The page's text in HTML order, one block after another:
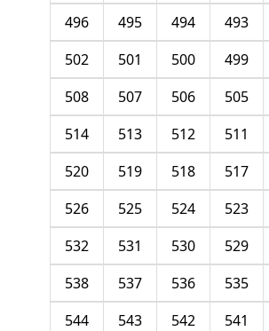
493
494
495
496
499
500
501
502
505
506
507
508
511
512
513
514
517
518
519
520
523
524
525
526
529
530
531
532
535
536
537
538
541
542
543
544